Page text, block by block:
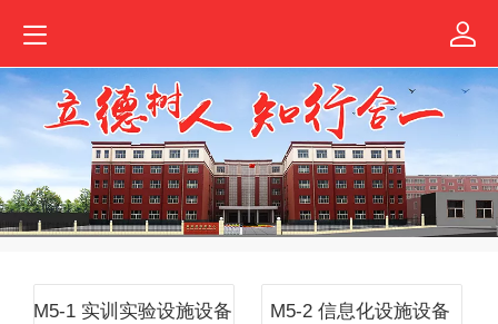
M5-1 实训实验设施设备 M5-2 信息化设施设备